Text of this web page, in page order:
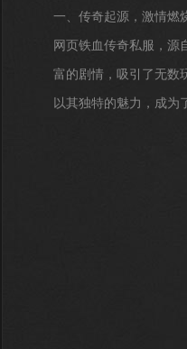
一、传奇起源，激情燃
网页铁血传奇私服，源
富的剧情，吸引了无数
以其独特的魅力，成为